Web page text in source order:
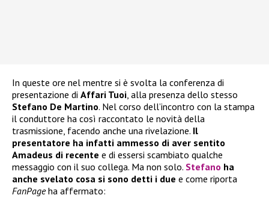
In queste ore nel mentre si è svolta la conferenza di
presentazione di Affari Tuoi, alla presenza dello stesso
Stefano De Martino. Nel corso dell’incontro con la stampa
il conduttore ha così raccontato le novità della
trasmissione, facendo anche una rivelazione. Il
presentatore ha infatti ammesso di aver sentito
Amadeus di recente e di essersi scambiato qualche
messaggio con il suo collega. Ma non solo. Stefano ha
anche svelato cosa si sono detti i due e come riporta
FanPageha affermato: